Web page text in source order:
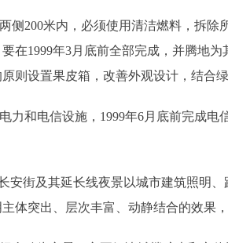
200米内，必须使用清洁燃料，拆除
在1999年3月底前全部完成，并腾地
则设置果皮箱，改善外观设计，结合
和电信设施，1999年6月底前完成电
及其延长线夜景以城市建筑照明、
体突出、层次丰富、动静结合的效果